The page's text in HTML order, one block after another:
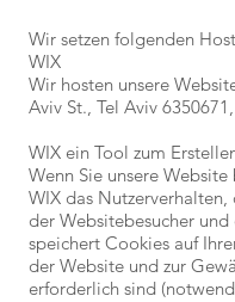
Wir setzen folgenden
WIX
Wir hosten unsere
Aviv St., Tel Aviv
WIX ein Tool zum
Wenn Sie unsere
WIX das
der Websitebesucher
speichert Cookies auf
der Website und zur
erforderlich sind